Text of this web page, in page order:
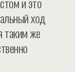
ход
таким же